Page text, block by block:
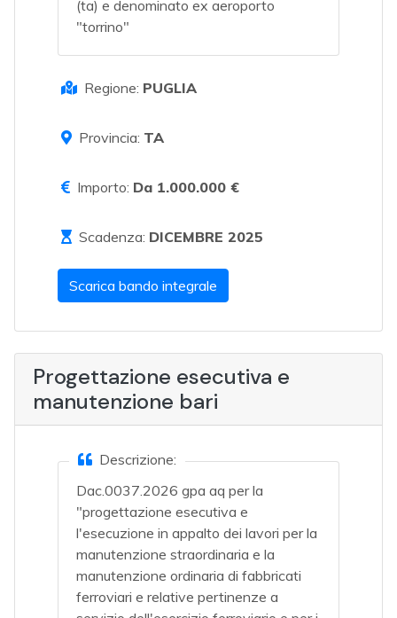
(ta) e denominato ex aeroporto
"torrino"
Regione: PUGLIA
Provincia: TA
Importo: Da 1.000.000 €
Scadenza: DICEMBRE 2025
Scarica bando integrale
Progettazione esecutiva e
manutenzione bari
Descrizione:
Dac.0037.2026 gpa aq per la
"progettazione esecutiva e
l'esecuzione in appalto dei lavori per la
manutenzione straordinaria e la
manutenzione ordinaria di fabbricati
ferroviari e relative pertinenze a